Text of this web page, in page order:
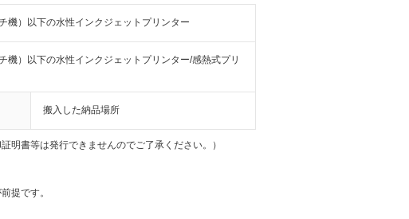
機）以下の水性インクジェットプリンター
）以下の水性インクジェットプリンター/感熱式プリ
搬入した納品場所
明書等は発行できませんのでご了承ください。）
提です。